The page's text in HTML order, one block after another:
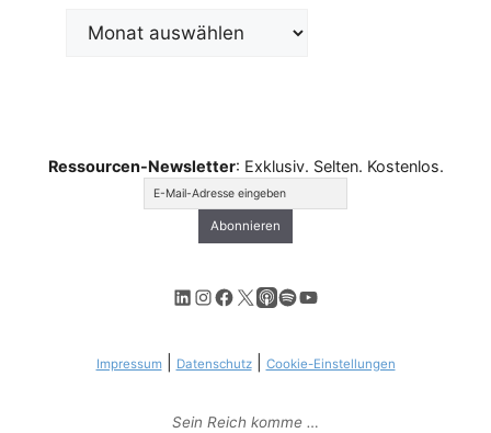
Archiv
Ressourcen-Newsletter: Exklusiv. Selten. Kostenlos.
LinkedIn
Instagram
Facebook
X Apple Podcasts
Spotify
YouTube
Impressum| Datenschutz| Cookie-Einstellungen
Sein Reich komme …